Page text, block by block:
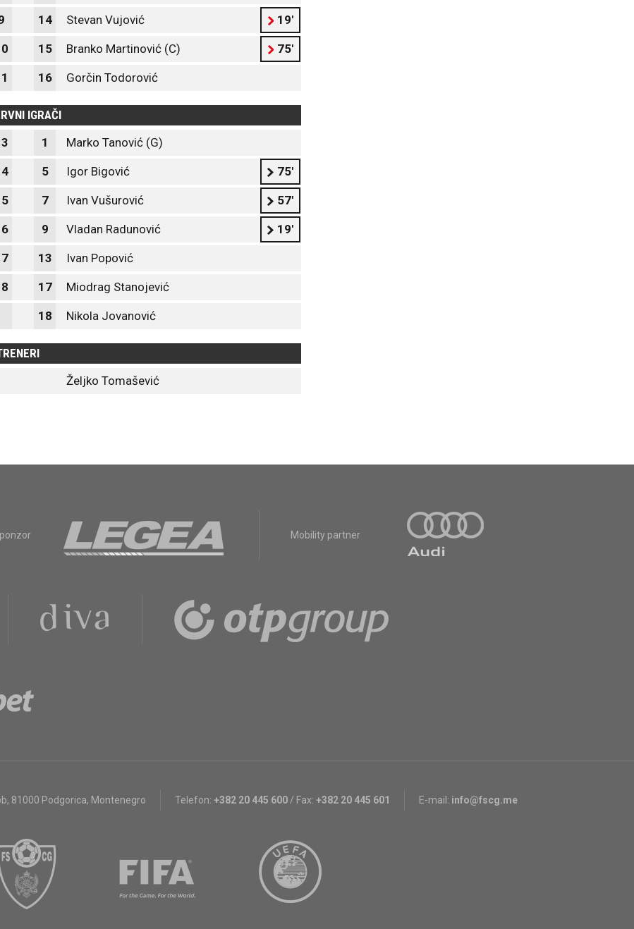
14 Stevan Vujović 19'
15 Branko Martinović (C) 75'
16 Gorčin Todorović
IGRAČI
1 Marko Tanović (G)
5 Igor Bigović 75'
7 Ivan Vušurović 57'
9 Vladan Radunović 19'
13 Ivan Popović
17 Miodrag Stanojević
18 Nikola Jovanović
Željko Tomašević
Mobility partner
, 81000 Podgorica, Montenegro Telefon: +382 20 445 600 / Fax: +382 20 445 601 E-mail: info@fscg.me